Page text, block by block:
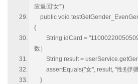
应返回'女'")
public void
{
String idCard =
数）
String result =
assertEquals("女", result, "性别判
}